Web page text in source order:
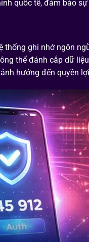
quốc tế, đảm bảo sự
ghi nhớ ngôn
thể đánh cắp dữ
hưởng đến quyền